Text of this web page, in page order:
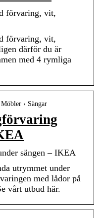
förvaring, vit,
förvaring, vit,
därför du är
med 4 rymliga
› Sängar
sängen – IKEA
utrymmet under
med lådor på
vårt utbud här.